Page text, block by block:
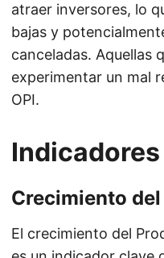
atraer inversores, lo
bajas y
canceladas. Aquellas
experimentar un mal
OPI.
Crecimiento del
El crecimiento del